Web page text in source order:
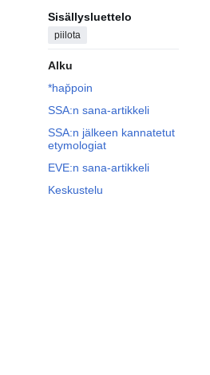
Sisällysluettelo
piilota
Alku
*hap̆poin
SSA:n sana-artikkeli
SSA:n jälkeen kannatetut
etymologiat
EVE:n sana-artikkeli
Keskustelu